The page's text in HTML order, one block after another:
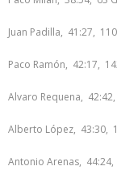
Juan Padilla, 41:27,
Paco Ramón, 42:17,
Alvaro Requena,
Alberto López, 43:30,
Antonio Arenas,